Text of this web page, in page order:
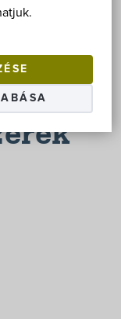
szerelés és